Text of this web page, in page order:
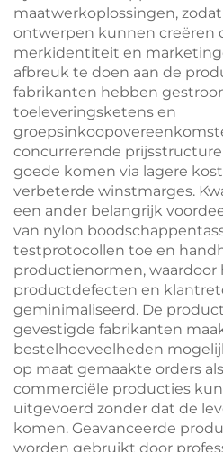
maatwerkoplossingen,
ontwerpen kunnen creëren
merkidentiteit en
afbreuk te doen aan de
fabrikanten hebben
toeleveringsketens en
concurrerende
goede komen via lagere
verbeterde winstmarges.
een ander belangrijk
van nylon
testprotocollen toe en
productienormen, waardoor
productdefecten en
geminimaliseerd. De
gevestigde fabrikanten
bestelhoeveelheden
op maat gemaakte orders
commerciële producties
uitgevoerd zonder dat de
komen. Geavanceerde
worden gebruikt door